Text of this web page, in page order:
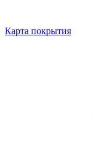
Карта покрытия